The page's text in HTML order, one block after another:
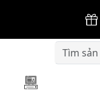
Máy In Mã Vạch Godex